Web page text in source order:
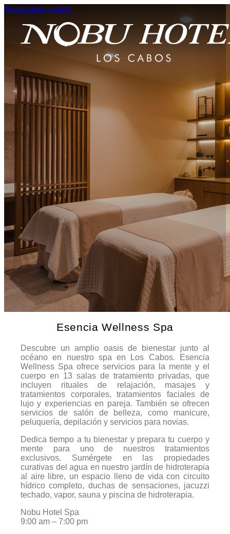
Skip to main content
Esencia Wellness Spa
Descubre un amplio oasis de bienestar junto al
océano en nuestro spa en Los Cabos. Esencia
Wellness Spa ofrece servicios para la mente y el
cuerpo en 13 salas de tratamiento privadas, que
incluyen rituales de relajación, masajes y
tratamientos corporales, tratamientos faciales de
lujo y experiencias en pareja. También se ofrecen
servicios de salón de belleza, como manicure,
peluquería, depilación y servicios para novias.
Dedica tiempo a tu bienestar y prepara tu cuerpo y
mente para uno de nuestros tratamientos
exclusivos. Sumérgete en las propiedades
curativas del agua en nuestro jardín de hidroterapia
al aire libre, un espacio lleno de vida con circuito
hídrico completo, duchas de sensaciones, jacuzzi
techado, vapor, sauna y piscina de hidroterapia.
Nobu Hotel Spa
9:00 am – 7:00 pm